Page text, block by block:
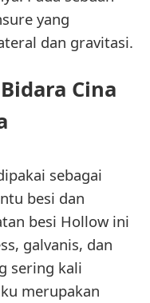
yang
dan gravitasi.
Cina
sebagai
besi dan
besi Hollow ini
galvanis, dan
sering kali
merupakan